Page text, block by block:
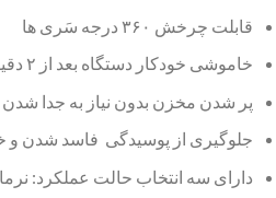
قابلت چرخش ۳۶۰ درجه سَری ها
خاموشی خودکار دستگاه بعد از ۲ دقیقه
پر شدن مخزن بدون نیاز به جدا شدن
جلوگیری از پوسیدگی فاسد شدن و
دارای سه انتخاب حالت